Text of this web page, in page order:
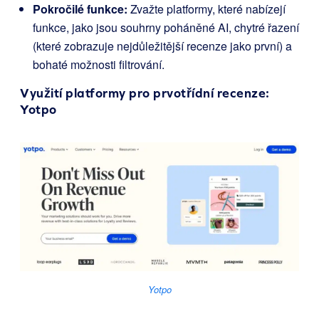
Pokročilé funkce: Zvažte platformy, které nabízejí
funkce, jako jsou souhrny poháněné AI, chytré řazení
(které zobrazuje nejdůležitější recenze jako první) a
bohaté možnosti filtrování.
Využití platformy pro prvotřídní recenze:
Yotpo
Yotpo